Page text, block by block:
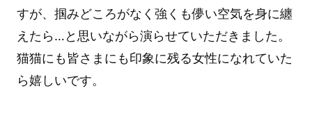
すが、掴みどころがなく強くも儚い空気を身に纏
えたら…と思いながら演らせていただきました。
猫猫にも皆さまにも印象に残る女性になれていた
ら嬉しいです。